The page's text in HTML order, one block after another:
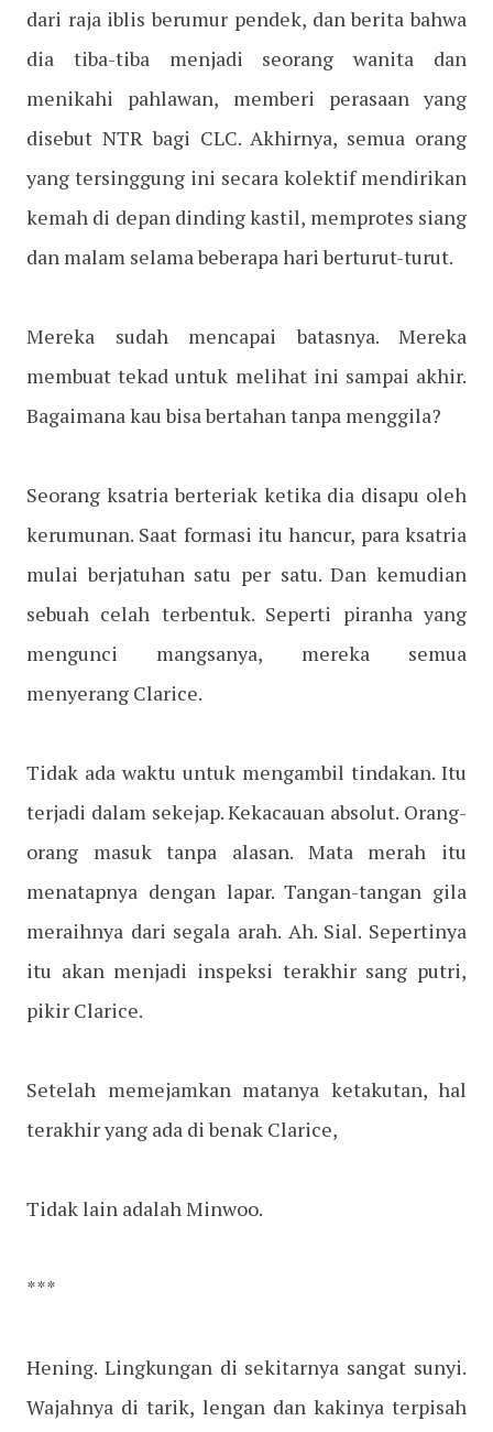
dari raja iblis berumur pendek, dan berita bahwa
dia tiba-tiba menjadi seorang wanita dan
menikahi pahlawan, memberi perasaan yang
disebut NTR bagi CLC. Akhirnya, semua orang
yang tersinggung ini secara kolektif mendirikan
kemah di depan dinding kastil, memprotes siang
dan malam selama beberapa hari berturut-turut.
Mereka sudah mencapai batasnya. Mereka
membuat tekad untuk melihat ini sampai akhir.
Bagaimana kau bisa bertahan tanpa menggila?
Seorang ksatria berteriak ketika dia disapu oleh
kerumunan. Saat formasi itu hancur, para ksatria
mulai berjatuhan satu per satu. Dan kemudian
sebuah celah terbentuk. Seperti piranha yang
mengunci mangsanya, mereka semua
menyerang Clarice.
Tidak ada waktu untuk mengambil tindakan. Itu
terjadi dalam sekejap. Kekacauan absolut. Orang-
orang masuk tanpa alasan. Mata merah itu
menatapnya dengan lapar. Tangan-tangan gila
meraihnya dari segala arah. Ah. Sial. Sepertinya
itu akan menjadi inspeksi terakhir sang putri,
pikir Clarice.
Setelah memejamkan matanya ketakutan, hal
terakhir yang ada di benak Clarice,
Tidak lain adalah Minwoo.
***
Hening. Lingkungan di sekitarnya sangat sunyi.
Wajahnya di tarik, lengan dan kakinya terpisah